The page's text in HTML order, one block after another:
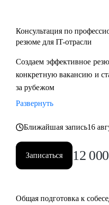
Консультация по
резюме для IT-отрасли
Создаем эффективное
конкретную вакансию и
за рубежом
Развернуть
Ближайшая запись16
Записаться 12 000
Общая подготовка к